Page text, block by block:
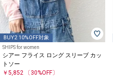
BUY2 10%OFF対象
SHIPS for women
シアー フライス ロング スリーブ カッ
トソー
￥5,852〔30%OFF〕